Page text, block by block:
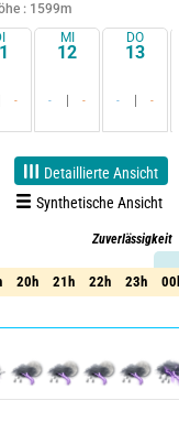
: 1599m
-
MI
12
- -
DO
13
- -
Detaillierte Ansicht
Synthetische Ansicht
Zuverlässigkeit
85%
20h 21h 22h 23h
20h 21h 22h 23h